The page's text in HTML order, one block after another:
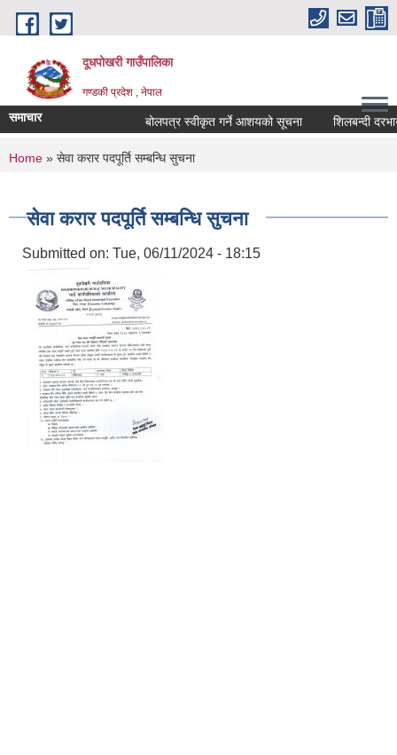
Skip to main content
दूधपोखरी गाउँपालिका
गण्डकी प्रदेश , नेपाल
समाचार बोलपत्र स्वीकृत गर्ने आशयको सूचना शिलबन्दी
You are here
Home » सेवा करार पदपूर्ति सम्बन्धि सुचना
सेवा करार पदपूर्ति सम्बन्धि सुचना
Submitted on: Tue, 06/11/2024 - 18:15